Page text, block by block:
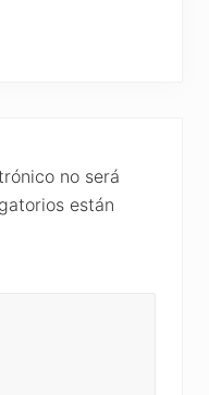
no será
están